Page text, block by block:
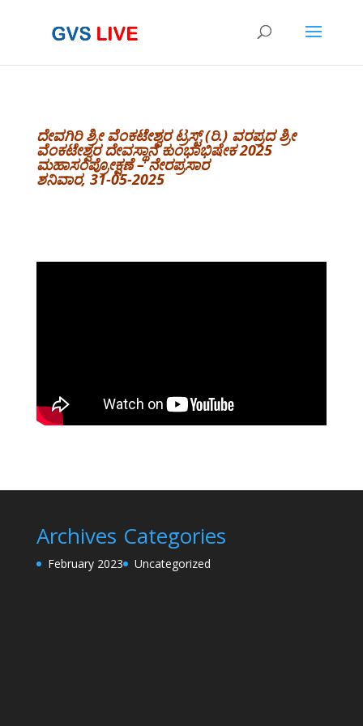
ದೇವಗಿರಿ ಶ್ರೀ ವೆಂಕಟೇಶ್ವರ ಟ್ರಸ್ಟ್ (ರಿ.) ವರಪ್ರದ ಶ್ರೀ
ವೆಂಕಟೇಶ್ವರ ದೇವಸ್ಥಾನಕುಂಭಾಭಿಷೇಕ 2025
ಮಹಾಸಂಪ್ರೋಕ್ಷಣೆ –ನೇರಪ್ರಸಾರ
ಶನಿವಾರ, 31-05-2025
Archives
February 2023
Categories
Uncategorized